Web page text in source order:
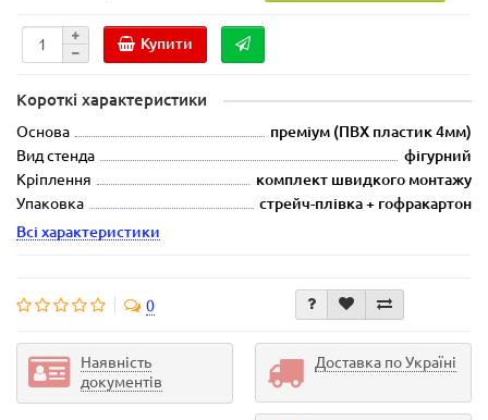
Купити
Короткі характеристики
Основа
преміум (ПВХ пластик 4мм)
Вид стенда
фігурний
Кріплення
комплект швидкого монтажу
Упаковка
стрейч-плівка + гофракартон
Всі характеристики
0
Наявність
документів
Доставка по Україні